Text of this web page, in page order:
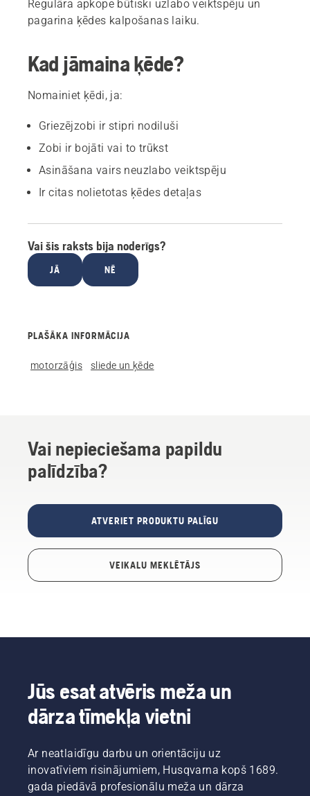
Regulāra apkope būtiski uzlabo veiktspēju un
pagarina ķēdes kalpošanas laiku.
Kad jāmaina ķēde?
Nomainiet ķēdi, ja:
Griezējzobi ir stipri nodiluši
Zobi ir bojāti vai to trūkst
Asināšana vairs neuzlabo veiktspēju
Ir citas nolietotas ķēdes detaļas
Vai šis raksts bija noderīgs?
JĀ NĒ
PLAŠĀKA INFORMĀCIJA
motorzāģis sliede un ķēde
Vai nepieciešama papildu
palīdzība?
ATVERIET PRODUKTU PALĪGU
VEIKALU MEKLĒTĀJS
Jūs esat atvēris meža un
dārza tīmekļa vietni
Ar neatlaidīgu darbu un orientāciju uz
inovatīviem risinājumiem, Husqvarna kopš 1689.
gada piedāvā profesionālu meža un dārza